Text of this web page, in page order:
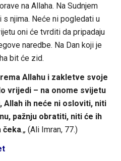
na Allaha. Na Sudnjem
s njima. Neće ni pogledati u
oni će tvrditi da pripadaju
naredbe. Na Dan koji je
bit će zid.
Allahu i zakletve svoje
vrijedi – na onome svijetu
Allah ih neće ni osloviti, niti
pažnju obratiti, niti će ih
čeka.„ (Ali Imran, 77.)